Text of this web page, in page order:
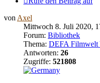
von Axel
Mittwoch 8. Juli 2020,
Forum: Bibliothek
Thema: DEFA Filmwelt
Antworten: 26
Zugriffe: 521808